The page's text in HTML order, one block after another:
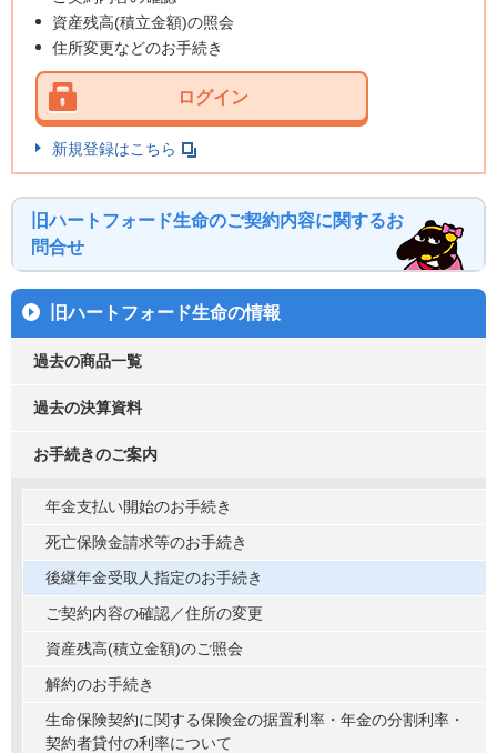
資産残高(積立金額)の照会
住所変更などのお手続き
ログイン
新規登録はこちら
旧ハートフォード生命のご契約内容に関するお
問合せ
旧ハートフォード生命の情報
過去の商品一覧
過去の決算資料
お手続きのご案内
年金支払い開始のお手続き
死亡保険金請求等のお手続き
後継年金受取人指定のお手続き
ご契約内容の確認／住所の変更
資産残高(積立金額)のご照会
解約のお手続き
生命保険契約に関する保険金の据置利率・年金の分割利率・
契約者貸付の利率について